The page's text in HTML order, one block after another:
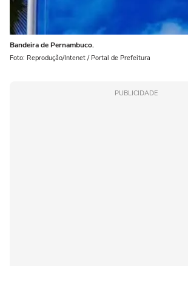
Bandeira de Pernambuco.
Foto: Reprodução/Intenet / Portal de Prefeitura
PUBLICIDADE